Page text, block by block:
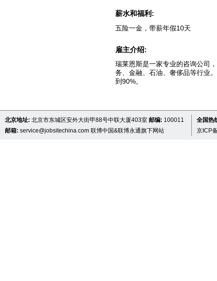
薪水和福利:
五险一金，带薪年假10天
雇主介绍:
瑞莱恩斯是一家专业的咨询公司
务、金融、石油、奢侈品等行业
到90%。
北京地址: 北京市东城区安外大街甲88号中联大厦403室 邮编: 100011
邮箱: service@jobsitechina.com 联博中国&联博永通旗下网站
全国热
京ICP